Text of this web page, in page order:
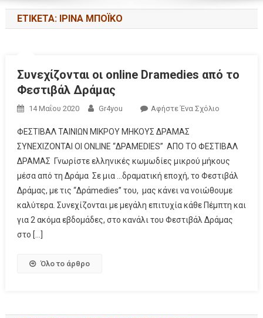
ΕΤΙΚΈΤΑ: ΙΡΊΝΑ ΜΠΌΙΚΟ
Συνεχίζονται οι online Dramedies από το
Φεστιβάλ Δράμας
14 Μαΐου 2020 Gr4you Αφήστε Ένα Σχόλιο
ΦΕΣΤΙΒΑΛ ΤΑΙΝΙΩΝ ΜΙΚΡΟY MHKOYΣ ΔΡΑΜΑΣ
ΣΥΝΕΧΙΖΟΝΤΑΙ ΟΙ ONLINE “ΔΡΑMEDIES” ΑΠΟ ΤΟ ΦΕΣΤΙΒΑΛ
ΔΡΑΜΑΣ Γνωρίστε ελληνικές κωμωδίες μικρού μήκους
μέσα από τη Δράμα Σε μια …δραματική εποχή, το Φεστιβάλ
Δράμας, με τις “Δράmedies” του, μας κάνει να νοιώθουμε
καλύτερα. Συνεχίζονται με μεγάλη επιτυχία κάθε Πέμπτη και
για 2 ακόμα εβδομάδες, στο κανάλι του Φεστιβάλ Δράμας
στο […]
Όλο το άρθρο